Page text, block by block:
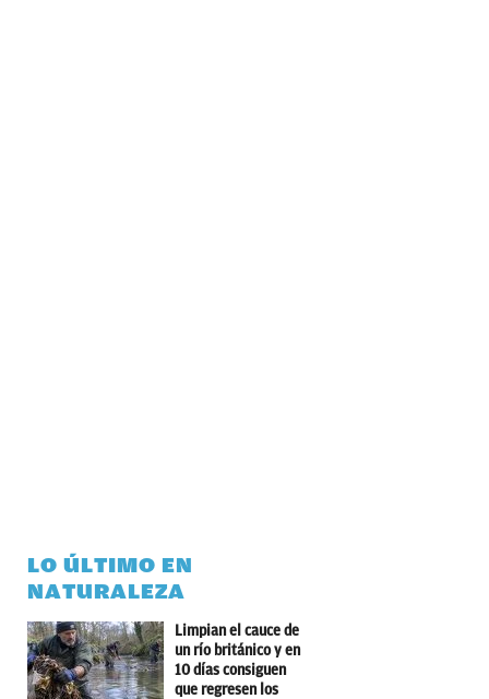
LO ÚLTIMO EN
NATURALEZA
Limpian el cauce de
un río británico y en
10 días consiguen
que regresen los